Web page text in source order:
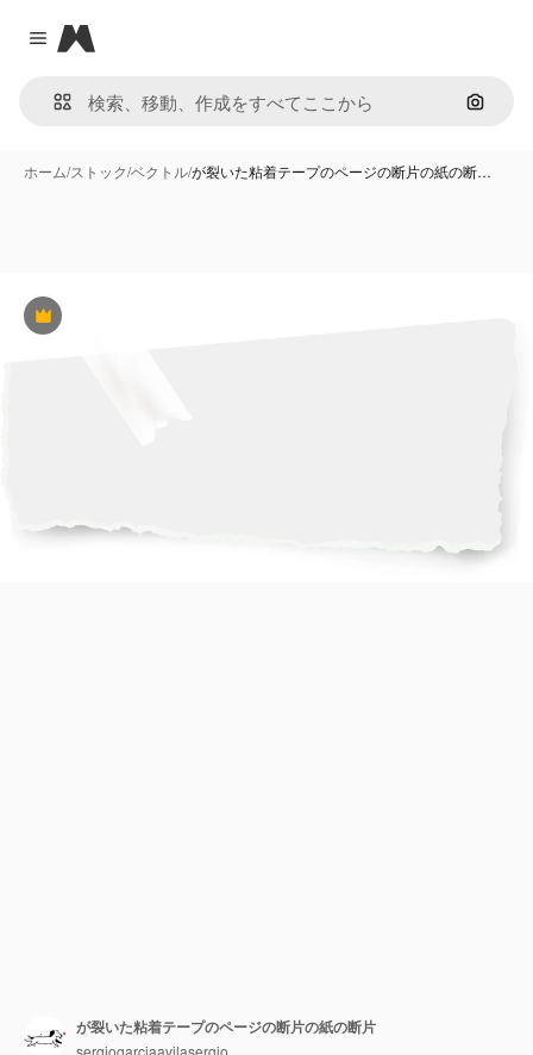
Close menu
Magnific
画像で
ホーム/ストック/ベクトル/が裂いた粘着テープのページの断片の紙の断…
Premium
が裂いた粘着テープのページの断片の紙の断片
sergiogarciaavilasergio